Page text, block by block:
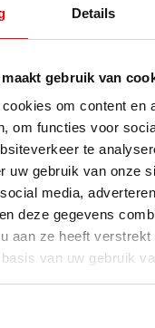
Details
gebruik van
om content en
om functies voor
te
uw gebruik van onze
media,
deze gegevens
aan ze heeft verstrekt
van uw gebruik